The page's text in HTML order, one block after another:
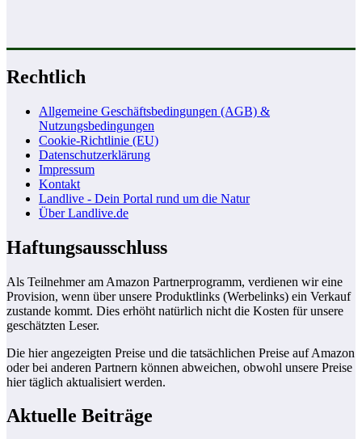
Rechtlich
Allgemeine Geschäftsbedingungen (AGB) &
Nutzungsbedingungen
Cookie-Richtlinie (EU)
Datenschutzerklärung
Impressum
Kontakt
Landlive - Dein Portal rund um die Natur
Über Landlive.de
Haftungsausschluss
Als Teilnehmer am Amazon Partnerprogramm, verdienen wir eine
Provision, wenn über unsere Produktlinks (Werbelinks) ein Verkauf
zustande kommt. Dies erhöht natürlich nicht die Kosten für unsere
geschätzten Leser.
Die hier angezeigten Preise und die tatsächlichen Preise auf Amazon
oder bei anderen Partnern können abweichen, obwohl unsere Preise
hier täglich aktualisiert werden.
Aktuelle Beiträge